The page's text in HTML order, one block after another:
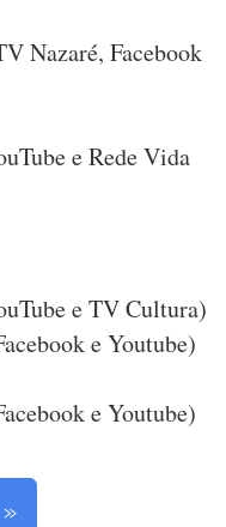
Nazaré, Facebook
e Rede Vida
e TV Cultura)
e Youtube)
e Youtube)